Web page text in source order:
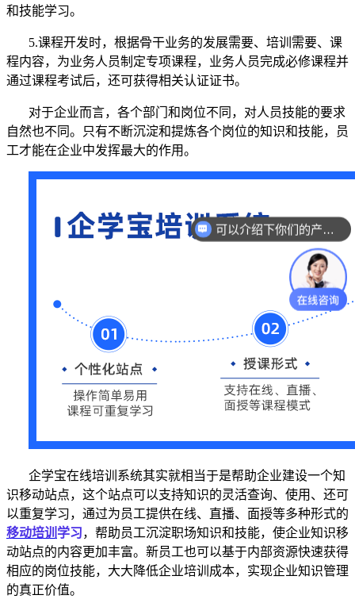
和技能学习。
5.课程开发时，根据骨干业务的发展需要、培训需要、课
程内容，为业务人员制定专项课程，业务人员完成必修课程并
通过课程考试后，还可获得相关认证证书。
对于企业而言，各个部门和岗位不同，对人员技能的要求
自然也不同。只有不断沉淀和提炼各个岗位的知识和技能，员
工才能在企业中发挥最大的作用。
企学宝在线培训系统其实就相当于是帮助企业建设一个知
识移动站点，这个站点可以支持知识的灵活查询、使用、还可
以重复学习，通过为员工提供在线、直播、面授等多种形式的
移动培训 学习，帮助员工沉淀职场知识和技能，使企业知识移
动站点的内容更加丰富。新员工也可以基于内部资源快速获得
相应的岗位技能，大大降低企业培训成本，实现企业知识管理
的真正价值。
可以介绍下你们的产品么？